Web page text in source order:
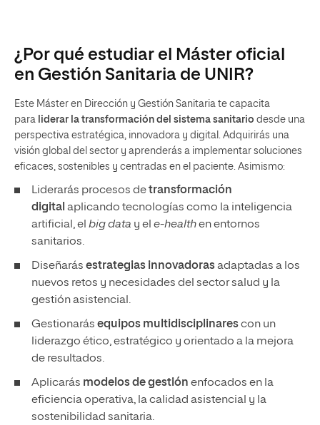
¿Por qué estudiar el Máster oficial
en Gestión Sanitaria de UNIR?
Este Máster en Dirección y Gestión Sanitaria te capacita
para liderar la transformación del sistema sanitario desde una
perspectiva estratégica, innovadora y digital. Adquirirás una
visión global del sector y aprenderás a implementar soluciones
eficaces, sostenibles y centradas en el paciente. Asimismo:
Liderarás procesos detransformación
digital aplicando tecnologías como la inteligencia
artificial, el big data y el e-healthen entornos
sanitarios.
Diseñarás estrategias innovadorasadaptadas a los
nuevos retos y necesidades del sector salud y la
gestión asistencial.
Gestionarás equipos multidisciplinarescon un
liderazgo ético, estratégico y orientado a la mejora
de resultados.
Aplicarás modelos de gestión enfocados en la
eficiencia operativa, la calidad asistencial y la
sostenibilidad sanitaria.